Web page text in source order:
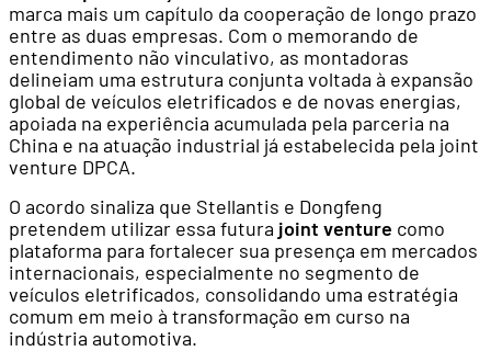
marca mais um capítulo da cooperação de longo prazo
entre as duas empresas. Com o memorando de
entendimento não vinculativo, as montadoras
delineiam uma estrutura conjunta voltada à expansão
global de veículos eletrificados e de novas energias,
apoiada na experiência acumulada pela parceria na
China e na atuação industrial já estabelecida pela joint
venture DPCA.
O acordo sinaliza que Stellantis e Dongfeng
pretendem utilizar essa futura joint venture como
plataforma para fortalecer sua presença em mercados
internacionais, especialmente no segmento de
veículos eletrificados, consolidando uma estratégia
comum em meio à transformação em curso na
indústria automotiva.